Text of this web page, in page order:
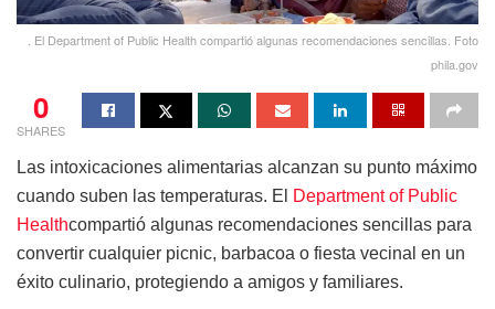
. El Department of Public Health compartió algunas recomendaciones sencillas. Foto
phila.gov
0
SHARES
Las intoxicaciones alimentarias alcanzan su punto máximo
cuando suben las temperaturas. El
Department of Public
Healthcompartió algunas recomendaciones sencillas para
convertir cualquier picnic, barbacoa o fiesta vecinal en un
éxito culinario, protegiendo a amigos y familiares.